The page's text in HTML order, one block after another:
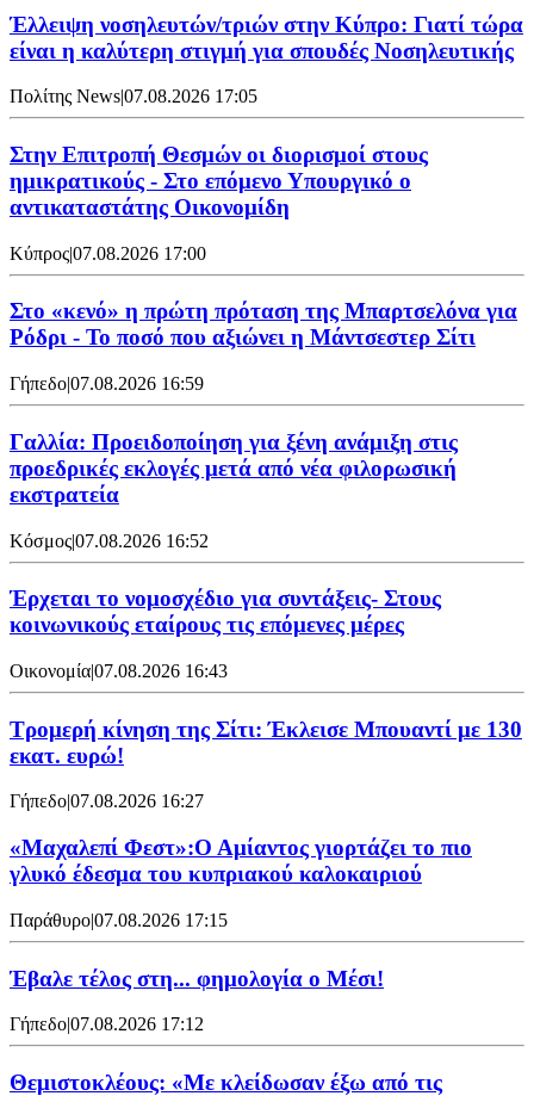
Έλλειψη νοσηλευτών/τριών στην Κύπρο: Γιατί τώρα
είναι η καλύτερη στιγμή για σπουδές Νοσηλευτικής
Πολίτης News|07.08.2026 17:05
Στην Επιτροπή Θεσμών οι διορισμοί στους
ημικρατικούς - Στο επόμενο Υπουργικό ο
αντικαταστάτης Οικονομίδη
Κύπρος|07.08.2026 17:00
Στο «κενό» η πρώτη πρόταση της Μπαρτσελόνα για
Ρόδρι - Το ποσό που αξιώνει η Μάντσεστερ Σίτι
Γήπεδο|07.08.2026 16:59
Γαλλία: Προειδοποίηση για ξένη ανάμιξη στις
προεδρικές εκλογές μετά από νέα φιλορωσική
εκστρατεία
Κόσμος|07.08.2026 16:52
Έρχεται το νομοσχέδιο για συντάξεις- Στους
κοινωνικούς εταίρους τις επόμενες μέρες
Οικονομία|07.08.2026 16:43
Τρομερή κίνηση της Σίτι: Έκλεισε Μπουαντί με 130
εκατ. ευρώ!
Γήπεδο|07.08.2026 16:27
«Μαχαλεπί Φεστ»:Ο Αμίαντος γιορτάζει το πιο
γλυκό έδεσμα του κυπριακού καλοκαιριού
Παράθυρο|07.08.2026 17:15
Έβαλε τέλος στη... φημολογία o Μέσι!
Γήπεδο|07.08.2026 17:12
Θεμιστοκλέους: «Με κλείδωσαν έξω από τις